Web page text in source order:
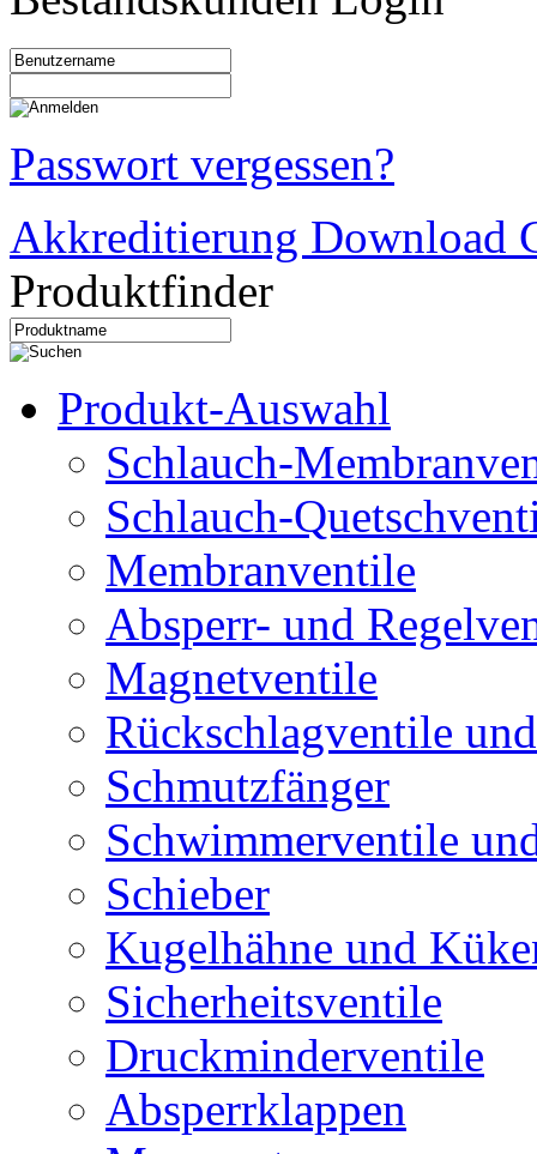
Passwort vergessen?
Akkreditierung Download
Produktfinder
Produkt-Auswahl
Schlauch-
Schlauch-
Membranventile
Absperr- und
Magnetventile
Rückschlagventile
Schmutzfänger
Schwimmerventile
Schieber
Kugelhähne und
Sicherheitsventile
Druckminderventile
Absperrklappen